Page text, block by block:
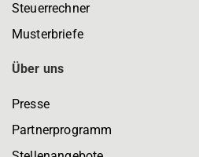
Steuerrechner
Musterbriefe
Über uns
Presse
Partnerprogramm